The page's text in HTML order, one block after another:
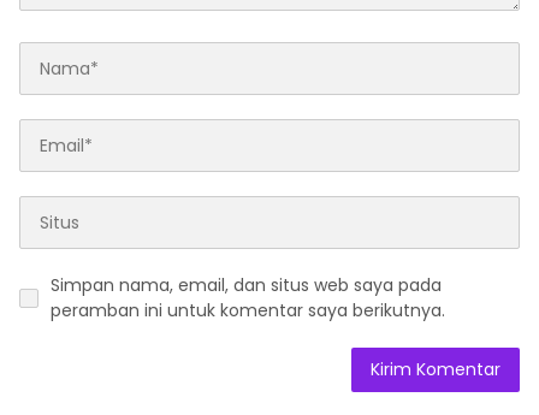
Simpan nama, email, dan situs web saya pada
peramban ini untuk komentar saya berikutnya.